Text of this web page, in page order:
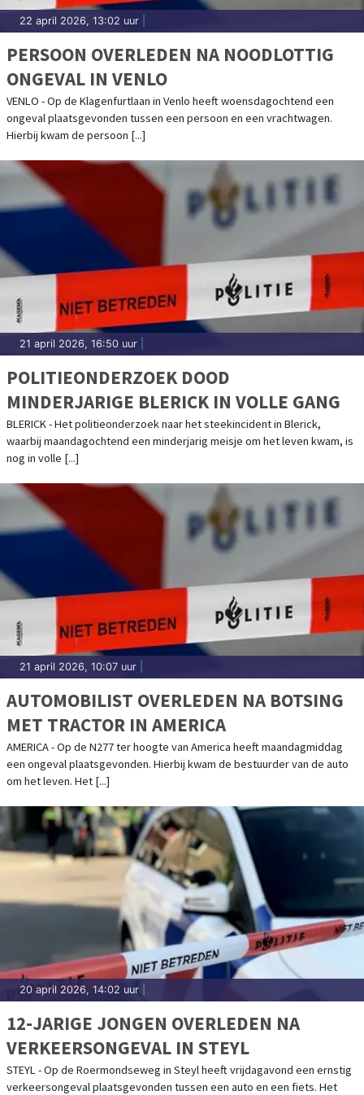
22 april 2026, 13:02 uur
PERSOON OVERLEDEN NA NOODLOTTIG
ONGEVAL IN VENLO
VENLO - Op de Klagenfurtlaan in Venlo heeft woensdagochtend een
ongeval plaatsgevonden tussen een persoon en een vrachtwagen.
Hierbij kwam de persoon [...]
21 april 2026, 16:50 uur
POLITIEONDERZOEK DOOD
MINDERJARIGE BLERICK IN VOLLE GANG
BLERICK - Het politieonderzoek naar het steekincident in Blerick,
waarbij maandagochtend een minderjarig meisje om het leven kwam, is
nog in volle [...]
21 april 2026, 10:07 uur
AUTOMOBILIST OVERLEDEN NA BOTSING
MET TRACTOR IN AMERICA
AMERICA - Op de N277 ter hoogte van America heeft maandagmiddag
een ongeval plaatsgevonden. Hierbij kwam de bestuurder van de auto
om het leven. Het [...]
20 april 2026, 14:02 uur
12-JARIGE JONGEN OVERLEDEN NA
VERKEERSONGEVAL IN STEYL
STEYL - Op de Roermondseweg in Steyl heeft vrijdagavond een ernstig
verkeersongeval plaatsgevonden tussen een auto en een fiets. Het